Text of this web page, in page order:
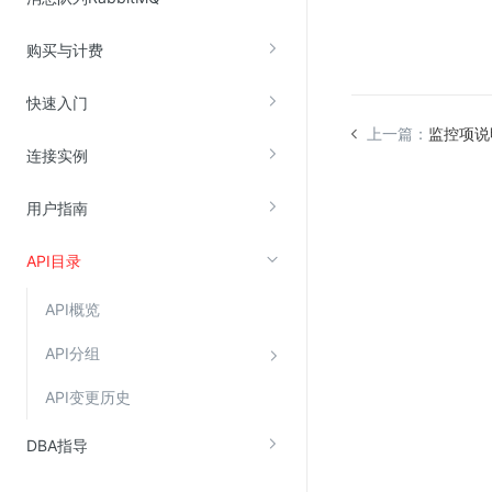
购买与计费
快速入门
连接实例
用户指南
API目录
API概览
API分组
API变更历史
DBA指导
视频云服务
云直播(KLS)
边缘节点计算
金山云云防火墙
大模型应用防火墙
高防IP(KAD)
DDoS原生高防
上一篇： 监控项